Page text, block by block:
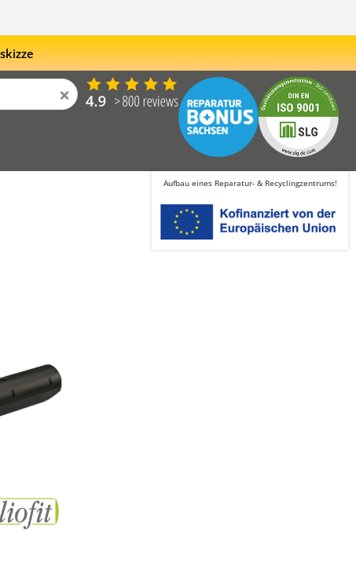
×
Aufbau eines Reparatur- & Recyclingzentrums!